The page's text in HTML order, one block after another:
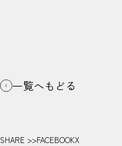
一覧へもどる
SHARE >>FACEBOOKX